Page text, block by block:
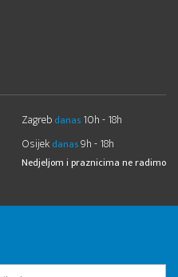
Zagreb danas 10h - 18h
Osijek danas9h - 18h
Nedjeljom i praznicima ne radimo